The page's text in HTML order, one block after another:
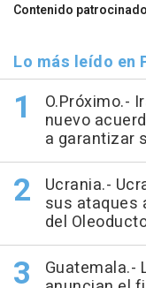
Contenido patrocinado
Lo más leído en
O.Próximo.-
nuevo
a garantizar
Ucrania.-
sus ataques
del
Guatemala.-